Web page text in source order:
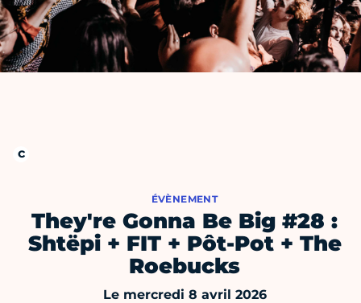
ÉVÈNEMENT
They're Gonna Be Big #28 :
Shtëpi + FIT + Pôt-Pot + The
Roebucks
Le mercredi 8 avril 2026